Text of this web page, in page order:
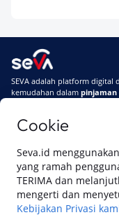
Cookie
Seva.id
yang ramah
TERIMA dan
mengerti dan
Kebijakan Privasi
Telat
Masuk
SEVA adalah platform digital
kemudahan dalam pinjaman
Di SEVA, BPKB mobilmu
Tentang SEVASyarat &
Pemberitahuan Privasi